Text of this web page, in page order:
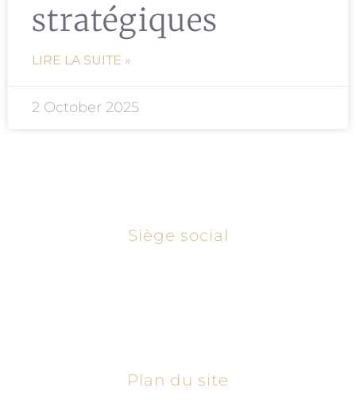
stratégiques
LIRE LA SUITE »
2 October 2025
Siège social
Plan du site